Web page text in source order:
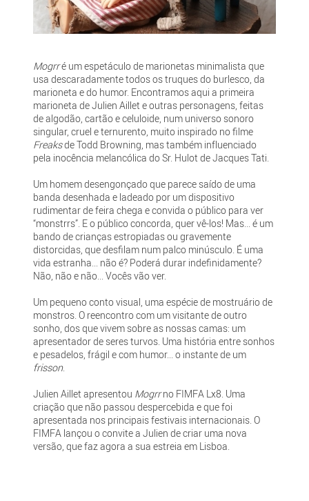
Mogrré um espetáculo de marionetas minimalista que
usa descaradamente todos os truques do burlesco, da
marioneta e do humor. Encontramos aqui a primeira
marioneta de Julien Aillet e outras personagens, feitas
de algodão, cartão e celuloide, num universo sonoro
singular, cruel e ternurento, muito inspirado no filme
Freaksde Todd Browning, mas também influenciado
pela inocência melancólica do Sr. Hulot de Jacques Tati.
Um homem desengonçado que parece saído de uma
banda desenhada e ladeado por um dispositivo
rudimentar de feira chega e convida o público para ver
“monstrrs”. E o público concorda, quer vê-los! Mas... é um
bando de crianças estropiadas ou gravemente
distorcidas, que desfilam num palco minúsculo. É uma
vida estranha... não é? Poderá durar indefinidamente?
Não, não e não... Vocês vão ver.
Um pequeno conto visual, uma espécie de mostruário de
monstros. O reencontro com um visitante de outro
sonho, dos que vivem sobre as nossas camas: um
apresentador de seres turvos. Uma história entre sonhos
e pesadelos, frágil e com humor... o instante de um
frisson.
Julien Aillet apresentou Mogrrno FIMFA Lx8. Uma
criação que não passou despercebida e que foi
apresentada nos principais festivais internacionais. O
FIMFA lançou o convite a Julien de criar uma nova
versão, que faz agora a sua estreia em Lisboa.